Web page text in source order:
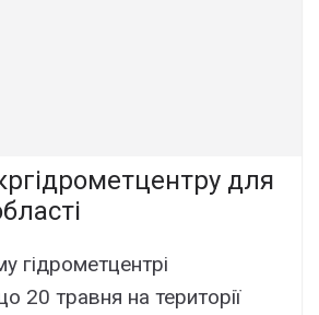
для
гідрометцентрі
20 травня на території